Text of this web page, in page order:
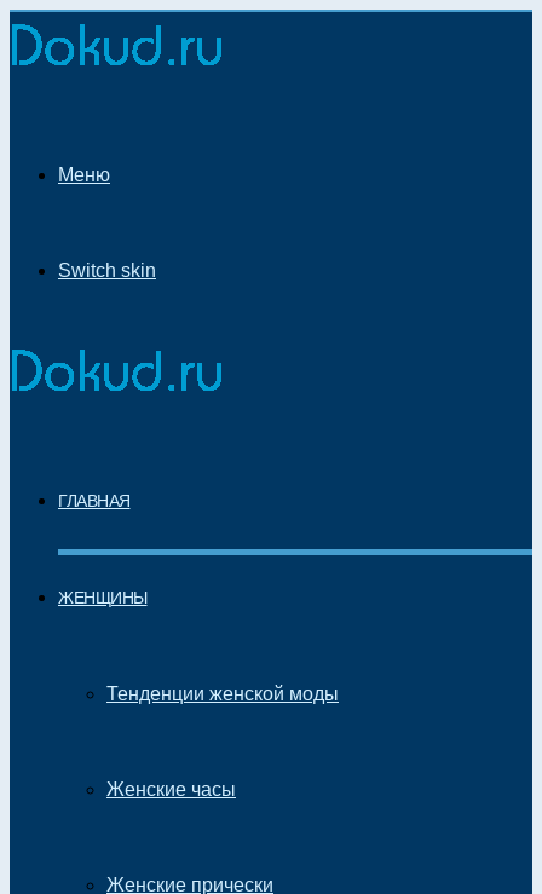
Меню
Switch skin
ГЛАВНАЯ
ЖЕНЩИНЫ
Тенденции женской моды
Женские часы
Женские прически